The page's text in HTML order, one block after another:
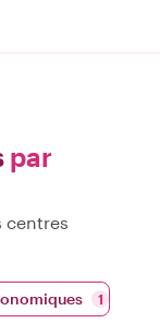
par
centres
1